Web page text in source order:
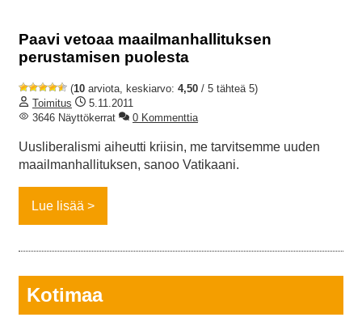
Paavi vetoaa maailmanhallituksen
perustamisen puolesta
(10 arviota, keskiarvo: 4,50 / 5 tähteä 5)
Toimitus
5.11.2011
3646 Näyttökerrat
0 Kommenttia
Uusliberalismi aiheutti kriisin, me tarvitsemme uuden
maailmanhallituksen, sanoo Vatikaani.
Lue lisää
Kotimaa